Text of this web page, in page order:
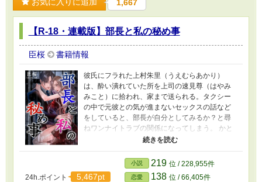
1,667
【R-18・連載版】部長と私の秘め事
臣桜 書籍情報
彼氏にフラれた上村朱里（うえむらあかり）
は、酔い潰れていた所を上司の速見尊（はやみ
みこと）に拾われ、家まで送られる。タクシー
の中で元彼との気が進まないセックスの話など
をしていると、部長が自分としてみるか？と尋
ねワンナイトラブの関係になってしまう。 かと
思えば出社後も部長は求めてきて、二人はただ
の上司と部下から本当の恋人になっていく。 だ
が二人の前には障害が立ちはだかり……。 ※
過去に投稿した短編の、連載版です
24h.ポイント
5,467pt
小説 219 位 / 228,955件
恋愛 138 位 / 66,405件